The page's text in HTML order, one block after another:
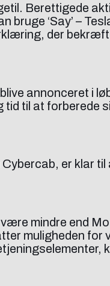
Berettigede
bruge ‘Say’ –
der
annonceret i
til at forberede
er klar
mindre end
muligheden for